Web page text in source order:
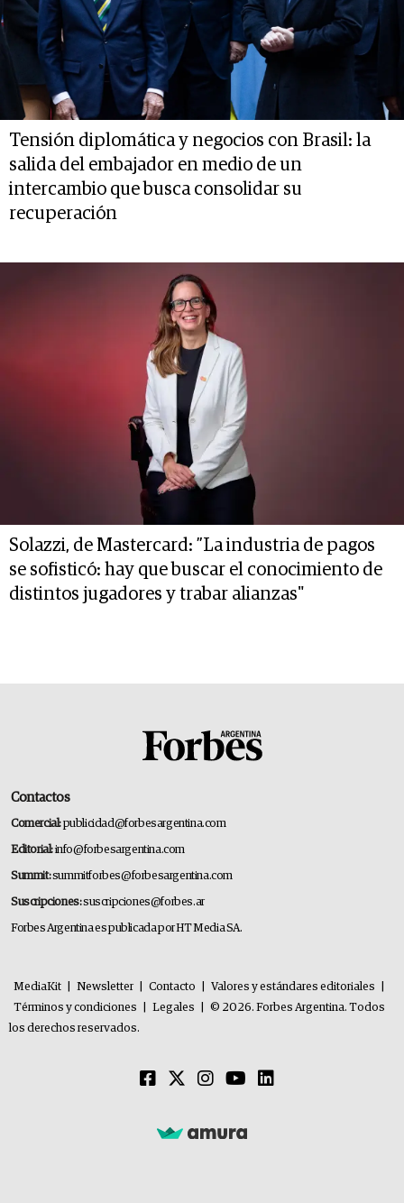
Tensión diplomática y negocios con Brasil: la
salida del embajador en medio de un
intercambio que busca consolidar su
recuperación
Solazzi, de Mastercard: ”La industria de pagos
se sofisticó: hay que buscar el conocimiento de
distintos jugadores y trabar alianzas"
Contactos
Comercial:publicidad@forbesargentina.com
Editorial:info@forbesargentina.com
Summit:summitforbes@forbesargentina.com
Suscripciones:suscripciones@forbes.ar
Forbes Argentina es publicada por HT Media SA.
MediaKit Newsletter Contacto Valores y estándares editoriales
Términos y condiciones
Legales
© 2026. Forbes Argentina. Todos
los derechos reservados.